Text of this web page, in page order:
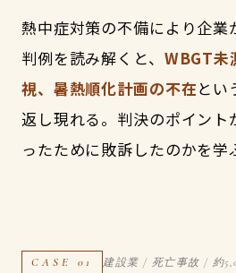
熱中症対策の不備により企業
判例を読み解くと、 WBGT未
視、暑熱順化計画の不在とい
返し現れる。判決のポイント
ったために敗訴したのかを学
CASE 01 建設業 / 死亡事故 / 約